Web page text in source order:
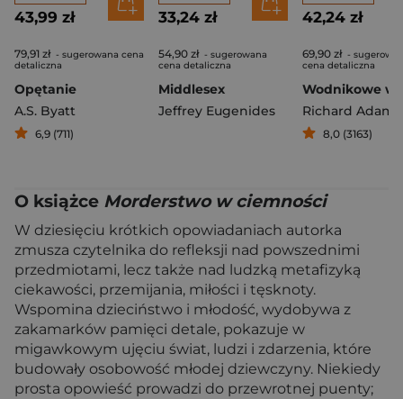
43,99 zł
79,91 zł - sugerowana cena
detaliczna
Opętanie
A.S. Byatt
6,9 (711)
33,24 zł
54,90 zł - sugerowana
cena detaliczna
Middlesex
Jeffrey Eugenides
42,24 zł
69,90 zł -
cena detaliczna
Richard Adams
8,0 (3163)
O książce Morderstwo w ciemności
W dziesięciu krótkich opowiadaniach autorka
zmusza czytelnika do refleksji nad powszednimi
przedmiotami, lecz także nad ludzką metafizyką
ciekawości, przemijania, miłości i tęsknoty.
Wspomina dzieciństwo i młodość, wydobywa z
zakamarków pamięci detale, pokazuje w
migawkowym ujęciu świat, ludzi i zdarzenia, które
budowały osobowość młodej dziewczyny. Niekiedy
prosta opowieść prowadzi do przewrotnej puenty;